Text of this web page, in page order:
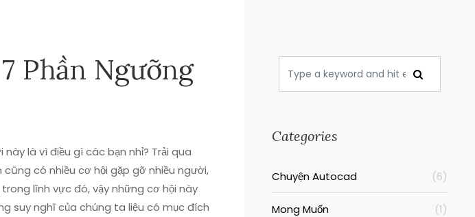
Phần Ngưỡng
là vì điều gì các bạn nhỉ? Trải qua
có nhiều cơ hội gặp gỡ nhiều người,
lĩnh vực đó, vậy những cơ hội này
suy nghĩ của chúng ta liệu có mục đích
Categories
Chuyện Autocad (6)
Mong Muốn (1)